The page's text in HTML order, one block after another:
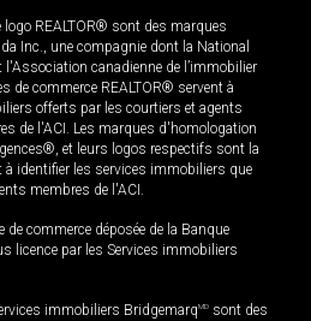
logo REALTOR® sont des marques
Inc., une compagnie dont la National
canadienne de l’immobilier
de commerce REALTOR® servent à
offerts par les courtiers et agents
de l'ACI. Les marques d'homologation
et leurs logos respectifs sont la
à identifier les services immobiliers que
membres de l'ACI.
de commerce déposée de la Banque
licence par les Services immobiliers
immobiliers BridgemarqMD sont des